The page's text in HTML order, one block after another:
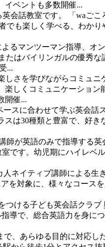
イベントも多数開催...
会話教室です。
「waご
でも楽しく学べる、わか
るマンツーマン指導、オ
たはバイリンガルの優秀
...
しさを学びながらコミュニ
しくコミュニケーション
開催...
スに合わせて学ぶ英会話
は30種類と豊富で、好き
師が英語のみで指導する英
です。幼児期にハイレベ
ネイティブ講師による生
を対象に、様々なコース
つける子ども英会話クラブ
導で、総合英語力を身に
で、あらゆる目的に対応し